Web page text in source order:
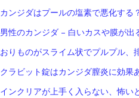
カンジダはプールの塩素で悪化する
男性のカンジダ – 白いカスや膜が出
おりものがスライム状でプルプル、
クラビット錠はカンジダ膣炎に効果
インクリアが上手く入らない、怖い